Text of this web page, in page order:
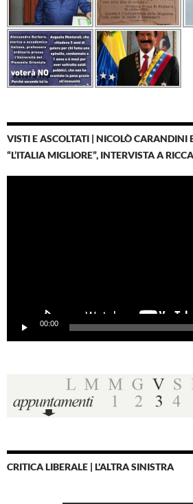
VISTI E ASCOLTATI | NICOLÒ CARANDINI
“L’ITALIA MIGLIORE”, INTERVISTA A
00:00
CRITICA LIBERALE | L'ALTRA SINISTRA